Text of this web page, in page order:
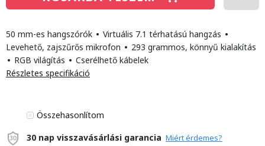
50 mm-es hangszórók • Virtuális 7.1 térhatású hangzás •
Levehető, zajszűrős mikrofon • 293 grammos, könnyű kialakítás
• RGB világítás • Cserélhető kábelek
Részletes specifikáció
Összehasonlítom
30 nap visszavásárlási garancia Miért érdemes?